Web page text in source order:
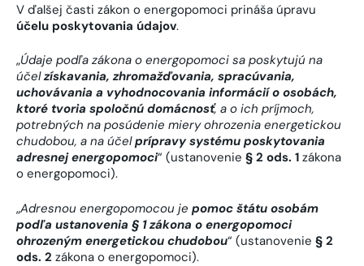
V ďalšej časti zákon o energopomoci prináša úpravu
účelu poskytovania údajov.
„Údaje podľa zákona o energopomoci sa poskytujú na
účelzískavania, zhromažďovania, spracúvania,
uchovávania a vyhodnocovania informácií o osobách,
ktoré tvoria spoločnú domácnosť, a o ich príjmoch,
potrebných na posúdenie miery ohrozenia energetickou
chudobou, a na účelprípravy systému poskytovania
adresnej energopomoci“ (ustanovenie § 2 ods. 1 zákona
o energopomoci).
„Adresnou energopomocou je pomoc štátu osobám
podľa ustanovenia § 1 zákona o energopomoci
ohrozeným energetickou chudobou“ (ustanovenie § 2
ods. 2 zákona o energopomoci).